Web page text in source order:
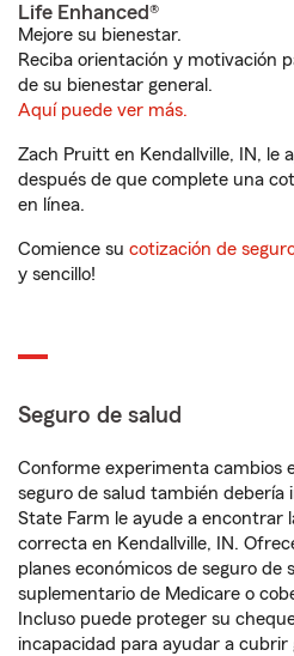
Life Enhanced®
Mejore su bienestar.
Reciba orientación y motivación
de su bienestar general.
Aquí puede ver más.
Zach Pruitt en Kendallville, IN, le
después de que complete una
en línea.
Comience su cotización de
y sencillo!
Seguro de salud
Conforme experimenta cambios
seguro de salud también debería
State Farm le ayude a encontrar
correcta en Kendallville, IN.
planes económicos de seguro de
suplementario de Medicare o
Incluso puede proteger su
incapacidad para ayudar a cubrir